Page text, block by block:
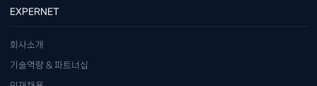
EXPERNET
회사소개
기술역량 & 파트너십